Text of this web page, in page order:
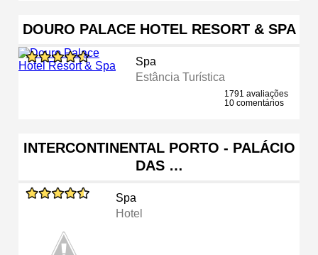
DOURO PALACE HOTEL RESORT & SPA
Spa
Estância Turística
1791 avaliações
10 comentários
INTERCONTINENTAL PORTO - PALÁCIO
DAS …
Spa
Hotel